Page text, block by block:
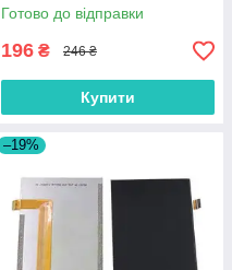
Готово до відправки
196 ₴ 246 ₴
Купити
–19%